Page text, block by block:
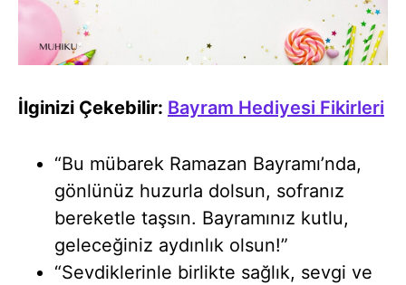
İlginizi Çekebilir: Bayram Hediyesi Fikirleri
“Bu mübarek Ramazan Bayramı’nda,
gönlünüz huzurla dolsun, sofranız
bereketle taşsın. Bayramınız kutlu,
geleceğiniz aydınlık olsun!”
“Sevdiklerinle birlikte sağlık, sevgi ve